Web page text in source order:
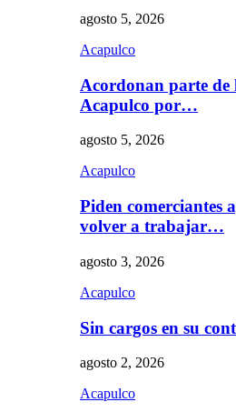
agosto 5, 2026
Acapulco
Acordonan parte de
Acapulco por…
agosto 5, 2026
Acapulco
Piden comerciantes
volver a trabajar…
agosto 3, 2026
Acapulco
Sin cargos en su
agosto 2, 2026
Acapulco